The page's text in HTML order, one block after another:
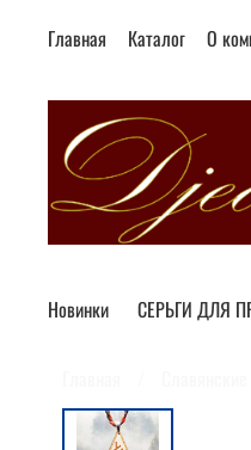
Главная Каталог О
Новинки СЕРЬГИ ДЛЯ